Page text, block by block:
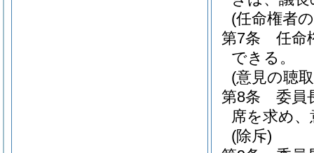
(任命権者
第7条
任命
できる。
(意見の聴
第8条
委員
席を求め
(除斥)